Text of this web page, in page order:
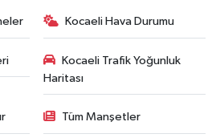
Kocaeli Hava Durumu
Kocaeli Trafik Yoğunluk
Haritası
Tüm Manşetler